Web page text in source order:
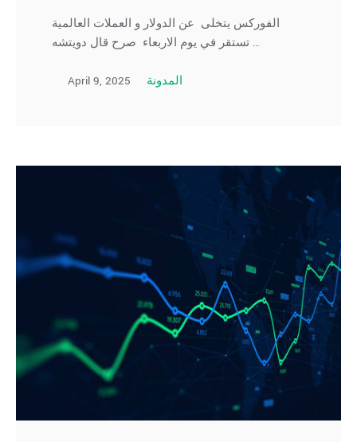
الفوركس يتخلى عن الدولار و العملات العالمية
تستقر في يوم الاربعاء صرح قال دويتشه …
April 9, 2025 المدونة